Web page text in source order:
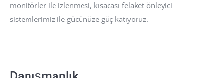
monitörler ile izlenmesi, kısacası felaket önleyici
sistemlerimiz ile gücünüze güç katıyoruz.